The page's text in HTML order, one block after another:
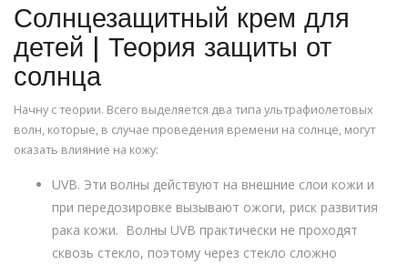
Солнцезащитный крем для
детей | Теория защиты от
солнца
Начну с теории. Всего выделяется два типа ультрафиолетовых
волн, которые, в случае проведения времени на солнце, могут
оказать влияние на кожу:
UVB. Эти волны действуют на внешние слои кожи и
при передозировке вызывают ожоги, риск развития
рака кожи. Волны UVB практически не проходят
сквозь стекло, поэтому через стекло сложно